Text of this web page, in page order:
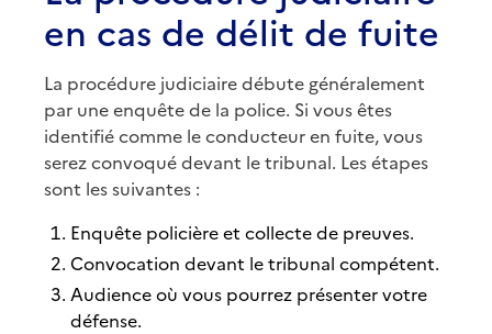
en cas de délit de fuite
La procédure judiciaire débute généralement
par une enquête de la police. Si vous êtes
identifié comme le conducteur en fuite, vous
serez convoqué devant le tribunal. Les étapes
sont les suivantes :
Enquête policière et collecte de preuves.
Convocation devant le tribunal compétent.
Audience où vous pourrez présenter votre
défense.